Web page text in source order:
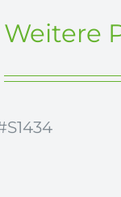
Weitere